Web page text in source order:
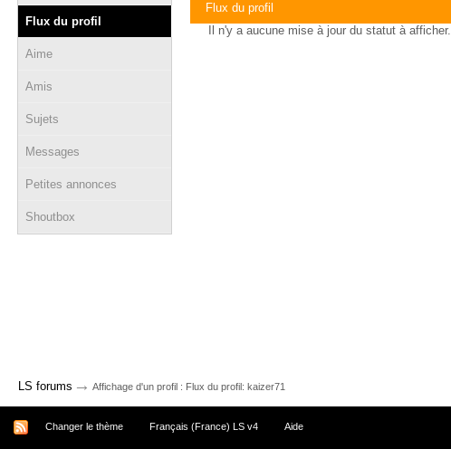
Flux du profil
Aime
Amis
Sujets
Messages
Petites annonces
Shoutbox
Flux du profil
Il n'y a aucune mise à jour du statut à afficher.
LS forums → Affichage d'un profil : Flux du profil: kaizer71
Changer le thème Français (France) LS v4 Aide